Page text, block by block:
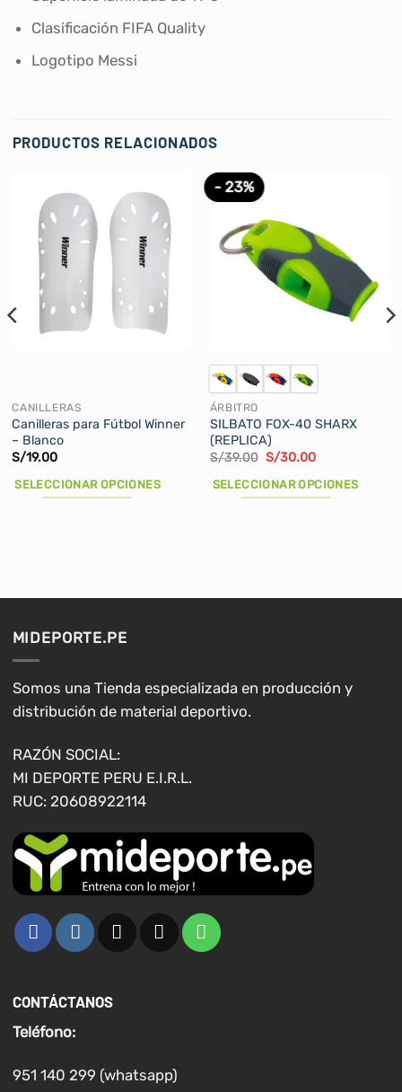
Clasificación FIFA Quality
Logotipo Messi
PRODUCTOS RELACIONADOS
CANILLERAS
Canilleras para Fútbol Winner
– Blanco
S/19.00
SELECCIONAR OPCIONES
se
pueden
elegir
en
página
de
producto
- 23%
ÁRBITRO
SILBATO FOX-40 SHARX
(REPLICA)
S/39.00 El
original
era:
S/30.00El
actual
es:
SELECCIONAR OPCIONES
elegir
en
MIDEPORTE.PE
Somos una Tienda especializada en producción y
distribución de material deportivo.
RAZÓN SOCIAL:
MI DEPORTE PERU E.I.R.L.
RUC: 20608922114
CONTÁCTANOS
Teléfono:
951 140 299 (whatsapp)